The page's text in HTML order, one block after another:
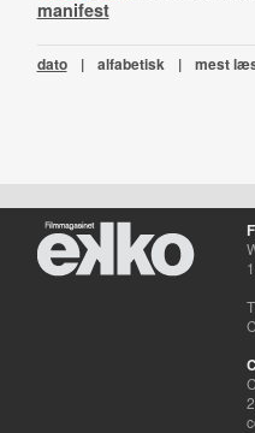
manifest
dato | alfabetisk | mest